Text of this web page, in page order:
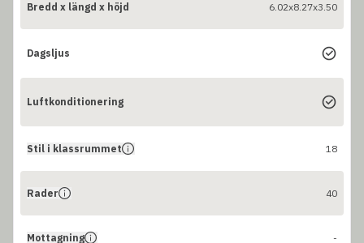
Bredd x längd x höjd 6.02x8.27x3.50
Dagsljus
Luftkonditionering
Stil i klassrummet 18
Rader 40
Mottagning -